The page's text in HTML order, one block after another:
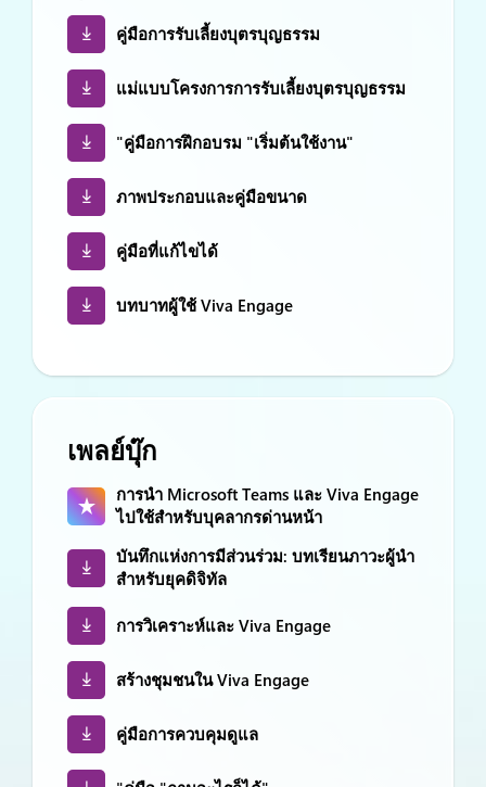
คู่มือการรับเลี้ยงบุตรบุญธรรม
แม่แบบโครงการการรับเลี้ยงบุตรบุญธรรม
"คู่มือการฝึกอบรม "เริ่มต้นใช้งาน"
ภาพประกอบและคู่มือขนาด
คู่มือที่แก้ไขได้
บทบาทผู้ใช้ Viva Engage
เพลย์บุ๊ก
การนำ Microsoft Teams และ Viva Engage
ไปใช้สำหรับบุคลากรด่านหน้า
บันทึกแห่งการมีส่วนร่วม: บทเรียนภาวะผู้นำ
สำหรับยุคดิจิทัล
การวิเคราะห์และ Viva Engage
สร้างชุมชนใน Viva Engage
คู่มือการควบคุมดูแล